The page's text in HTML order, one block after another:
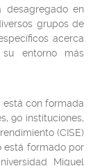
desagregado en
grupos de
acerca
entorno más
está con formada
90 instituciones,
(CISE)
está formado por
Miguel